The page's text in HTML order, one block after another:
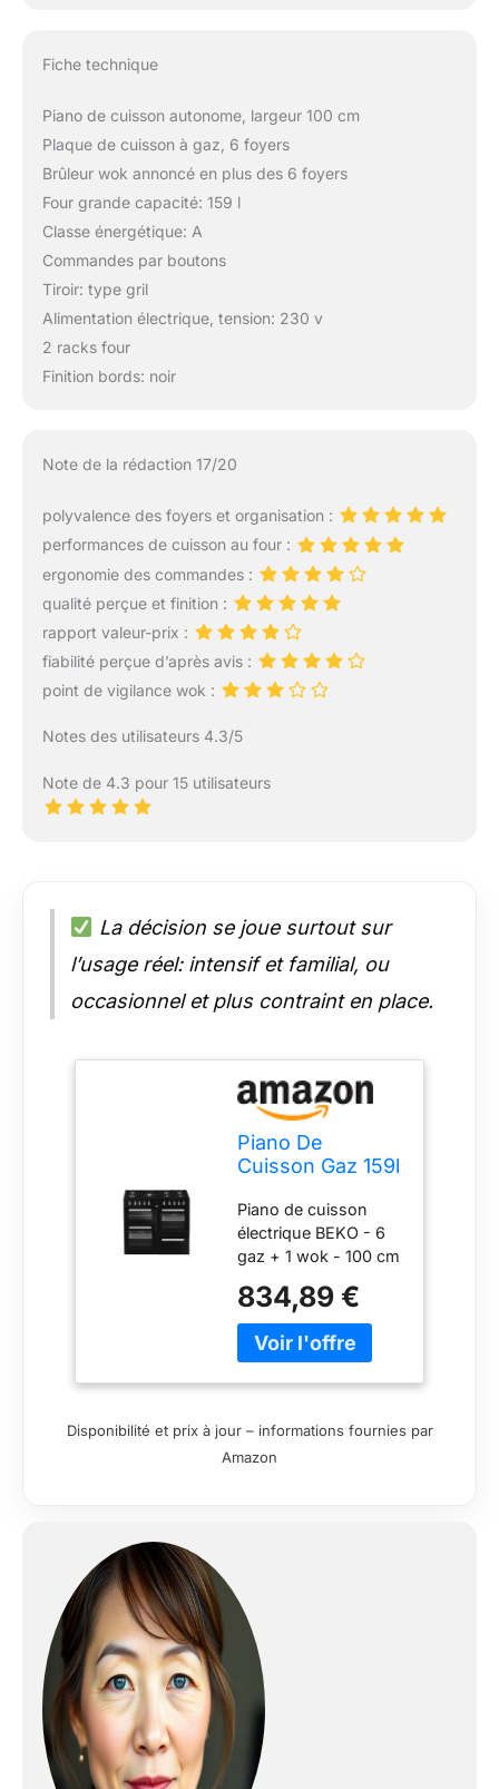
Fiche technique
Piano de cuisson autonome, largeur 100 cm
Plaque de cuisson à gaz, 6 foyers
Brûleur wok annoncé en plus des 6 foyers
Four grande capacité: 159 l
Classe énergétique: A
Commandes par boutons
Tiroir: type gril
Alimentation électrique, tension: 230 v
2 racks four
Finition bords: noir
Note de la rédaction 17/20
polyvalence des foyers et organisation :
performances de cuisson au four :
ergonomie des commandes :
qualité perçue et finition :
rapport valeur-prix :
fiabilité perçue d’après avis :
point de vigilance wok :
Notes des utilisateurs 4.3/5
Note de 4.3 pour 15 utilisateurs
La décision se joue surtout sur
l’usage réel: intensif et familial, ou
occasionnel et plus contraint en place.
Piano De
Cuisson Gaz 159l
PF335325DB
Piano de cuisson
électrique BEKO - 6
gaz + 1 wok - 100 cm
rapido2shop
834,89 €
Disponibilité et prix à jour – informations fournies par
Amazon